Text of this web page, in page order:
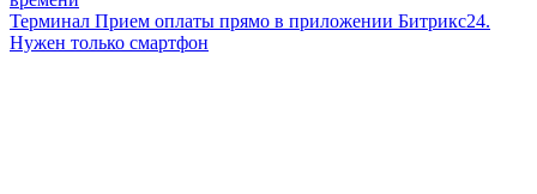
Терминал Прием оплаты прямо в приложении Битрикс24.
Нужен только смартфон